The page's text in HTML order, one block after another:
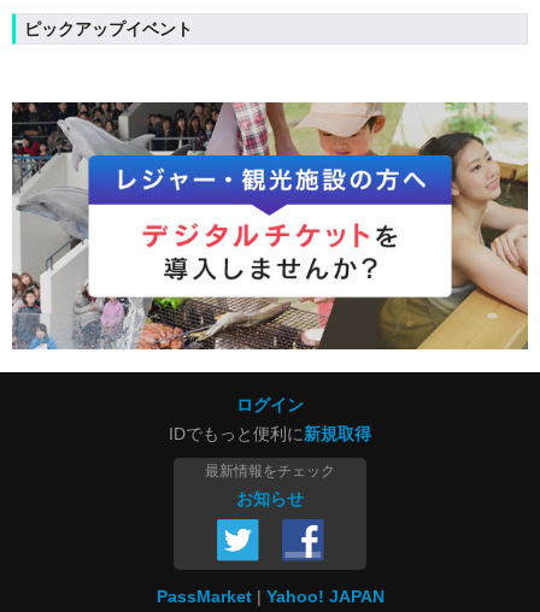
ピックアップイベント
ログイン
IDでもっと便利に新規取得
最新情報をチェック
お知らせ
PassMarket Yahoo! JAPAN